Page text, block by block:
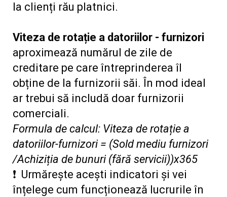
la clienți rău platnici.
Viteza de rotație a datoriilor - furnizori
aproximează numărul de zile de
creditare pe care întreprinderea îl
obține de la furnizorii săi. În mod ideal
ar trebui să includă doar furnizorii
comerciali.
Formula de calcul: Viteza de rotație a
datoriilor-furnizori = (Sold mediu furnizori
/Achiziția de bunuri (fără servicii))x365
❗ Urmărește acești indicatori și vei
înțelege cum funcționează lucrurile în